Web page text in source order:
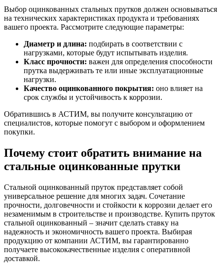
Выбор оцинкованных стальных прутков должен основываться
на технических характеристиках продукта и требованиях
вашего проекта. Рассмотрите следующие параметры:
Диаметр и длина: подбирать в соответствии с
нагрузками, которые будут испытывать изделия.
Класс прочности: важен для определения способности
прутка выдерживать те или иные эксплуатационные
нагрузки.
Качество оцинкованного покрытия: оно влияет на
срок службы и устойчивость к коррозии.
Обратившись в АСТИМ, вы получите консультацию от
специалистов, которые помогут с выбором и оформлением
покупки.
Почему стоит обратить внимание на
стальные оцинкованные прутки
Стальной оцинкованный пруток представляет собой
универсальное решение для многих задач. Сочетание
прочности, долговечности и стойкости к коррозии делает его
незаменимым в строительстве и производстве. Купить пруток
стальной оцинкованный – значит сделать ставку на
надежность и экономичность вашего проекта. Выбирая
продукцию от компании АСТИМ, вы гарантированно
получаете высококачественные изделия с оперативной
доставкой.